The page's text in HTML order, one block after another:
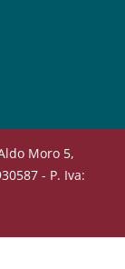
Moro 5,
- P. Iva: